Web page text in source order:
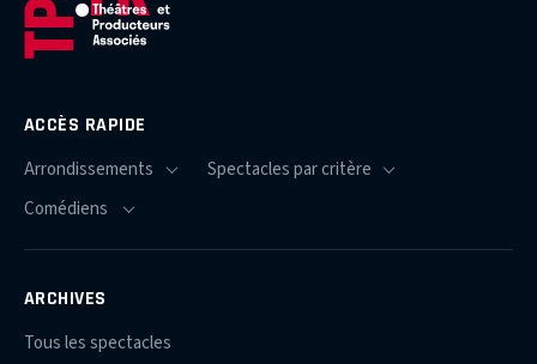
ACCÈS RAPIDE
ARCHIVES
Tous les spectacles